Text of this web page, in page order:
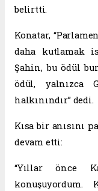
belirtti.
Konatar,
daha kutlamak
Şahin, bu ödül
ödül, yalnızca
halkınındır” dedi.
Kısa bir anısını
devam etti:
“Yıllar önce
konuşuyordum.